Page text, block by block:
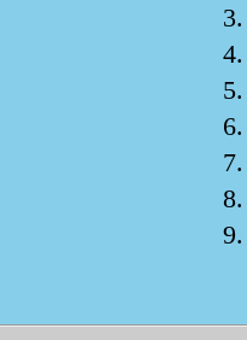
3.
4.
5.
6.
7.
8.
9.